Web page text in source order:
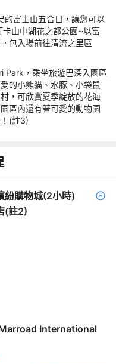
富士山五合目，讓您可以
山中湖花之都公園~以富
包入場前往清流之里區
Park，乘坐旅遊巴深入園區
的小熊貓、水豚、小袋鼠
，可欣賞夏季綻放的花海
區內還有著可愛的動物園
(註3)
購物城(2小時)
(註2)
International